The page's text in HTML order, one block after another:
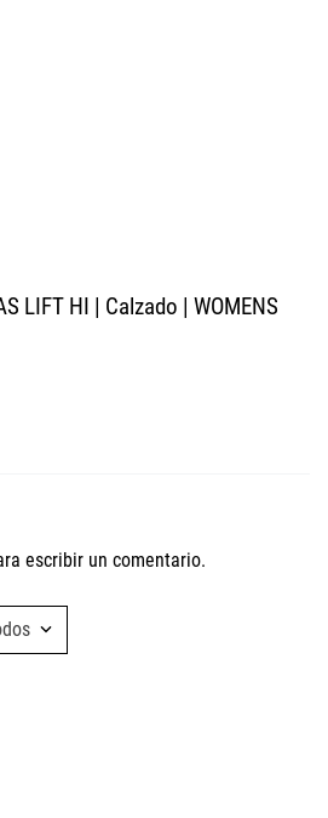
LIFT HI | Calzado | WOMENS
escribir un comentario.